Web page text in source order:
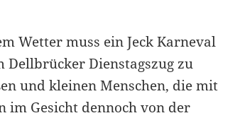
Wetter muss ein Jeck Karneval
Dienstagszug zu
und kleinen Menschen, die mit
im Gesicht dennoch von der